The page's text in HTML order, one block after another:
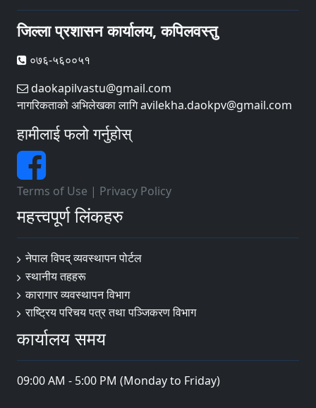
जिल्ला प्रशासन कार्यालय, कपिलवस्तु
०७६-५६००५१
daokapilvastu@gmail.com
नागरिकताको अभिलेखका लागि avilekha.daokpv@gmail.com
हामीलाई फलो गर्नुहोस्
Terms of Use | Privacy Policy
महत्त्वपूर्ण लिंकहरु
नेपाल विपद् व्यवस्थापन पोर्टल
स्थानीय तहहरू
कारागार व्यवस्थापन विभाग
राष्ट्रिय परिचय पत्र तथा पञ्जिकरण विभाग
कार्यालय समय
09:00 AM - 5:00 PM (Monday to Friday)